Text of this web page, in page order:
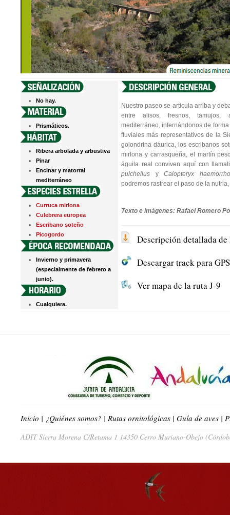
No hay.
Prismáticos.
Ribera arbolada y arbustiva
Pinar
Encinar y matorral
mediterráneo
Curruca mirlona
Culebrera europea
Escribano soteño
Picogordo
Invierno y primavera
(especialmente de febrero a
junio).
Cualquiera.
Nuestro paseo se articula arriba y
entre alisos, fresnos, tamujos,
mediterráneo, internándonos de
fluviales más representativos de la
golondrina dáurica, los escribanos
mirlona y carrasqueña, el martín
águila real conviven aquí con
pulchellus yCalopteryx
podremos rastrear el paso de la
Texto e imágenes: Rafael Romero
Descripción detallada de
Descargar track para
Ver mapa de la ruta J-9
Inicio | ¿Quiénes somos? | Rutas ornitológicas | Guía de aves |
ADIT Sierra Morena C/Retama 1 14350 Cerro Muriano-Obejo